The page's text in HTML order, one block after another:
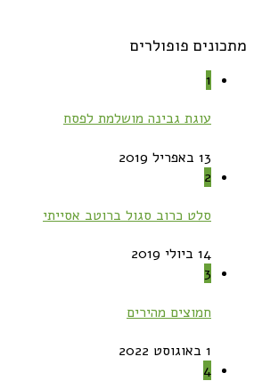
מתכונים פופולרים
1
עוגת גבינה מושלמת לפסח
13 באפריל 2019
2
סלט כרוב סגול ברוטב אסייתי
14 ביולי 2019
3
חמוצים מהירים
1 באוגוסט 2022
4